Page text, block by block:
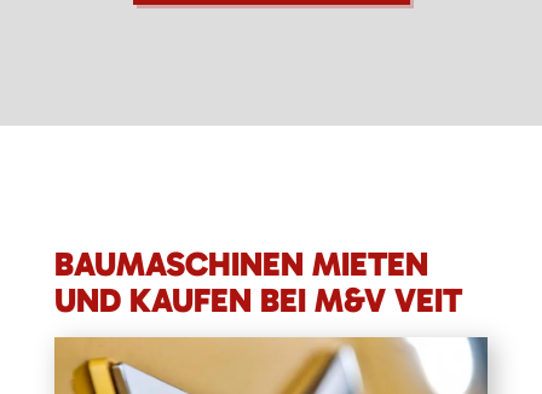
BAUMASCHINEN MIETEN
UND KAUFEN BEI M&V VEIT